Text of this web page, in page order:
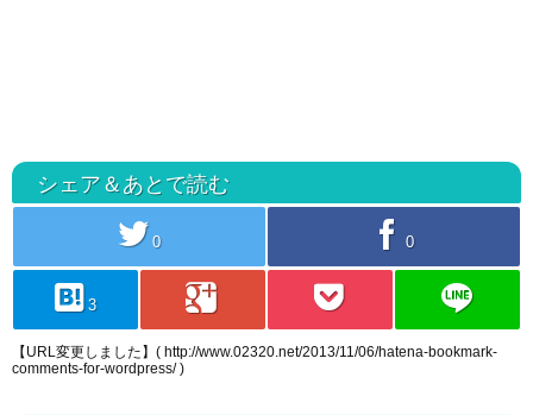
シェア＆あとで読む
twitter 0 facebook 0
hatebu 3 googleplus pocket line
【URL変更しました】( http://www.02320.net/2013/11/06/hatena-bookmark-
comments-for-wordpress/ )